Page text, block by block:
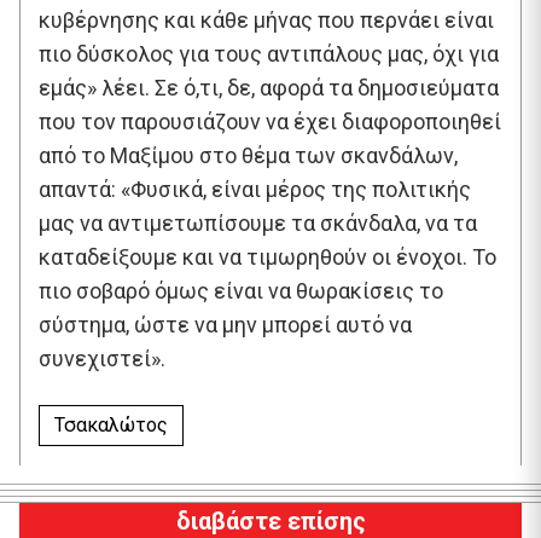
κυβέρνησης και κάθε μήνας που περνάει είναι
πιο δύσκολος για τους αντιπάλους μας, όχι για
εμάς» λέει. Σε ό,τι, δε, αφορά τα δημοσιεύματα
που τον παρουσιάζουν να έχει διαφοροποιηθεί
από το Μαξίμου στο θέμα των σκανδάλων,
απαντά: «Φυσικά, είναι μέρος της πολιτικής
μας να αντιμετωπίσουμε τα σκάνδαλα, να τα
καταδείξουμε και να τιμωρηθούν οι ένοχοι. Το
πιο σοβαρό όμως είναι να θωρακίσεις το
σύστημα, ώστε να μην μπορεί αυτό να
συνεχιστεί».
Τσακαλώτος
διαβάστε επίσης